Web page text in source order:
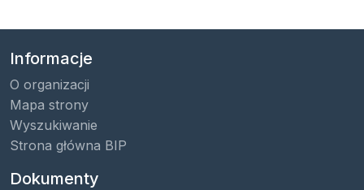
Informacje
O organizacji
Mapa strony
Wyszukiwanie
Strona główna BIP
Dokumenty